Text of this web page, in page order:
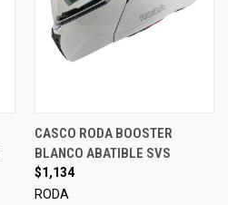
CASCO RODA BOOSTER
BLANCO ABATIBLE SVS
$1,134
RODA